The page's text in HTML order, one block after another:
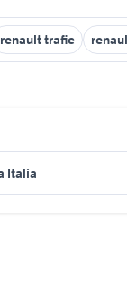
renault trafic